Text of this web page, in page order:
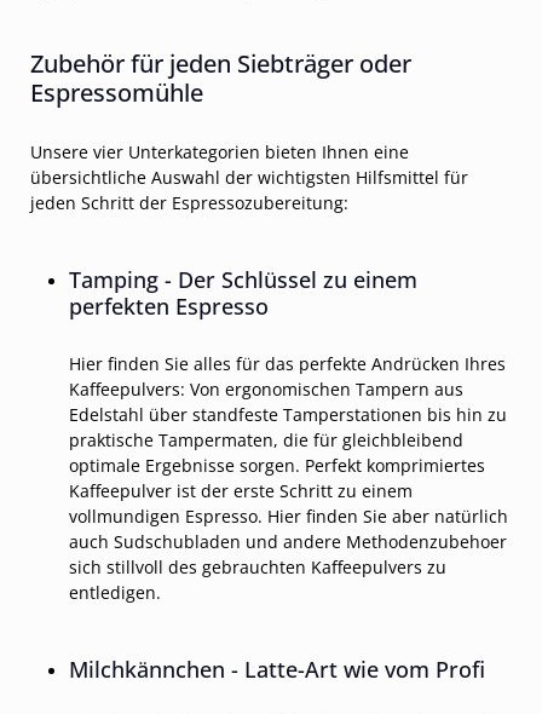
Zubehör für jeden Siebträger oder
Espressomühle
Unsere vier Unterkategorien bieten Ihnen eine
übersichtliche Auswahl der wichtigsten Hilfsmittel für
jeden Schritt der Espressozubereitung:
Tamping - Der Schlüssel zu einem
perfekten Espresso
Hier finden Sie alles für das perfekte Andrücken Ihres
Kaffeepulvers: Von ergonomischen Tampern aus
Edelstahl über standfeste Tamperstationen bis hin zu
praktische Tampermaten, die für gleichbleibend
optimale Ergebnisse sorgen. Perfekt komprimiertes
Kaffeepulver ist der erste Schritt zu einem
vollmundigen Espresso. Hier finden Sie aber natürlich
auch Sudschubladen und andere Methodenzubehoer
sich stillvoll des gebrauchten Kaffeepulvers zu
entledigen.
Milchkännchen - Latte-Art wie vom Profi